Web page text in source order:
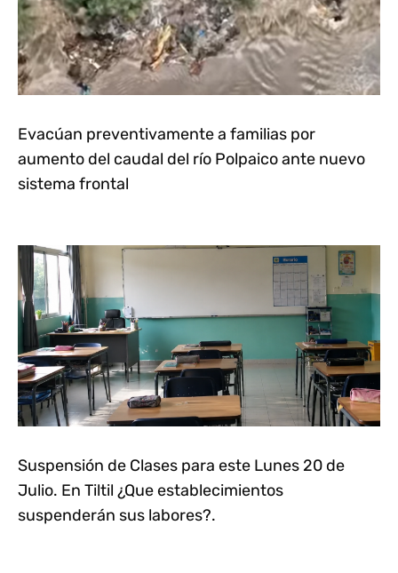
Evacúan preventivamente a familias por
aumento del caudal del río Polpaico ante nuevo
sistema frontal
Suspensión de Clases para este Lunes 20 de
Julio. En Tiltil ¿Que establecimientos
suspenderán sus labores?.